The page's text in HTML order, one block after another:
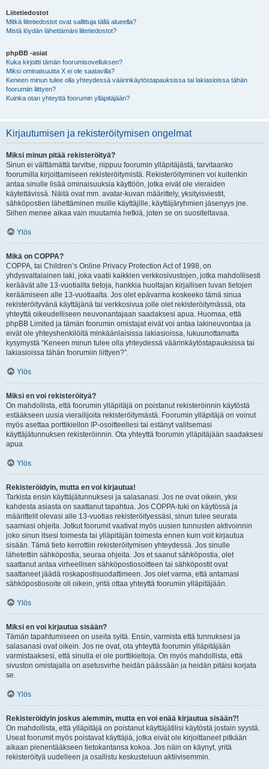
Liitetiedostot
Mitkä liitetiedostot ovat sallittuja tällä alueella?
Mistä löydän lähettämäni liitetiedostot?
phpBB -asiat
Kuka kirjoitti tämän foorumisovelluksen?
Miksi ominaisuutta X ei ole saatavilla?
Keneen minun tulee olla yhteydessä väärinkäytöstapauksissa tai lakiasioissa tähän
foorumiin liittyen?
Kuinka otan yhteyttä foorumin ylläpitäjään?
Kirjautumisen ja rekisteröitymisen ongelmat
Miksi minun pitää rekisteröityä?
Sinun ei välttämättä tarvitse, riippuu foorumin ylläpitäjästä, tarvitaanko
foorumilla kirjoittamiseen rekisteröitymistä. Rekisteröityminen voi kuitenkin
antaa sinulle lisää ominaisuuksia käyttöön, jotka eivät ole vieraiden
käytettävissä. Näitä ovat mm. avatar-kuvan määrittely, yksityisviestit,
sähköpostien lähettäminen muille käyttäjille, käyttäjäryhmien jäsenyys jne.
Siihen menee aikaa vain muutamia hetkiä, joten se on suositeltavaa.
Ylös
Mikä on COPPA?
COPPA, tai Children’s Online Privacy Protection Act of 1998, on
yhdysvaltalainen laki, joka vaatii kaikkien verkkosivustojen, jotka mahdollisesti
keräävät alle 13-vuotiailta tietoja, hankkia huoltajan kirjallisen luvan tietojen
keräämiseen alle 13-vuotiaalta. Jos olet epävarma koskeeko tämä sinua
rekisteröityvänä käyttäjänä tai verkkosivua jolle olet rekisteröitymässä, ota
yhteyttä oikeudelliseen neuvonantajaan saadaksesi apua. Huomaa, että
phpBB Limited ja tämän foorumin omistajat eivät voi antaa lakineuvontaa ja
eivät ole yhteyshenkilöitä minkäänlaisissa lakiasioissa, lukuunottamatta
kysymystä “Keneen minun tulee olla yhteydessä väärinkäytöstapauksissa tai
lakiasioissa tähän foorumiin liittyen?”.
Ylös
Miksi en voi rekisteröityä?
On mahdollista, että foorumin ylläpitäjä on poistanut rekisteröinnin käytöstä
estääkseen uusia vierailijoita rekisteröitymästä. Foorumin ylläpitäjä on voinut
myös asettaa porttikiellon IP-osoitteellesi tai estänyt valitsemasi
käyttäjätunnuksen rekisteröinnin. Ota yhteyttä foorumin ylläpitäjään saadaksesi
apua.
Ylös
Rekisteröidyin, mutta en voi kirjautua!
Tarkista ensin käyttäjätunnuksesi ja salasanasi. Jos ne ovat oikein, yksi
kahdesta asiasta on saattanut tapahtua. Jos COPPA-tuki on käytössä ja
määrittelit olevasi alle 13-vuotias rekisteröityessäsi, sinun tulee seurata
saamiasi ohjeita. Jotkut foorumit vaativat myös uusien tunnusten aktivoinnin
joko sinun itsesi toimesta tai ylläpitäjän toimesta ennen kuin voit kirjautua
sisään. Tämä tieto kerrottiin rekisteröitymisen yhteydessä. Jos sinulle
lähetettiin sähköpostia, seuraa ohjeita. Jos et saanut sähköpostia, olet
saattanut antaa virheellisen sähköpostiosoitteen tai sähköpostit ovat
saattaneet jäädä roskapostisuodattimeen. Jos olet varma, että antamasi
sähköpostiosoite oli oikein, yritä ottaa yhteyttä foorumin ylläpitäjään.
Ylös
Miksi en voi kirjautua sisään?
Tämän tapahtumiseen on useita syitä. Ensin, varmista että tunnuksesi ja
salasanasi ovat oikein. Jos ne ovat, ota yhteyttä foorumin ylläpitäjään
varmistaaksesi, että sinulla ei ole porttikieltoja. On myös mahdollista, että
sivuston omistajalla on asetusvirhe heidän päässään ja heidän pitäisi korjata
se.
Ylös
Rekisteröidyin joskus aiemmin, mutta en voi enää kirjautua sisään?!
On mahdollista, että ylläpitäjä on poistanut käyttäjätilisi käytöstä jostain syystä.
Useat foorumit myös poistavat käyttäjiä, jotka eivät ole kirjoittaneet pitkään
aikaan pienentääkseen tietokantansa kokoa. Jos näin on käynyt, yritä
rekisteröityä uudelleen ja osallistu keskusteluun aktiivisemmin.